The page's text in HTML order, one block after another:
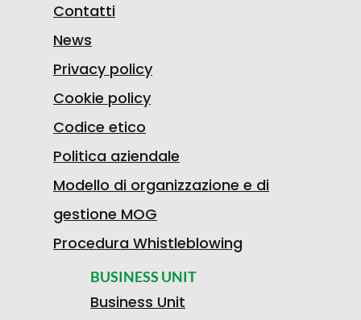
BUSINESS UNIT
Business Unit
Contatti
News
Privacy policy
Cookie policy
Codice etico
Politica aziendale
Modello di organizzazione e di
gestione MOG
Procedura Whistleblowing